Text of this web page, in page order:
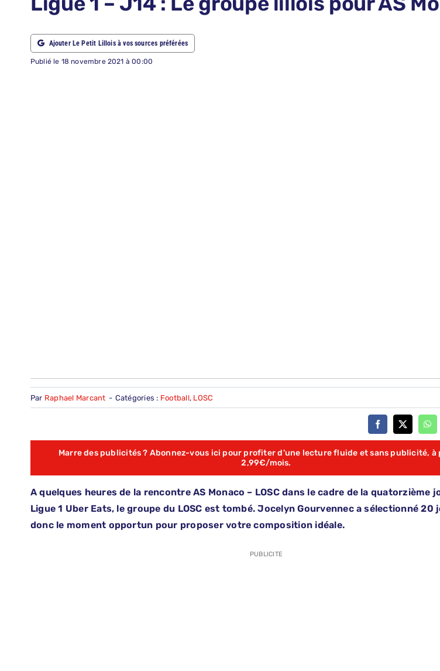
RECHERCHER:
Ajouter Le Petit Lillois à vos sources préférées
Publié le 18 novembre 2021 à 00:00
Par Raphael Marcant - Catégories : Football, LOSC
Marre des publicités ? Abonnez-vous ici pour profiter d’une lecture fluide et sans publicité, à
2,99€/mois.
A quelques heures de la rencontre AS Monaco – LOSC dans le cadre de la quatorzième
Ligue 1 Uber Eats, le groupe du LOSC est tombé. Jocelyn Gourvennec a sélectionné 20
donc le moment opportun pour proposer votre composition idéale.
PUBLICITE